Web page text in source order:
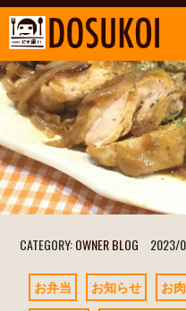
CATEGORY:OWNER BLOG 2023/
お弁当 お知らせ お